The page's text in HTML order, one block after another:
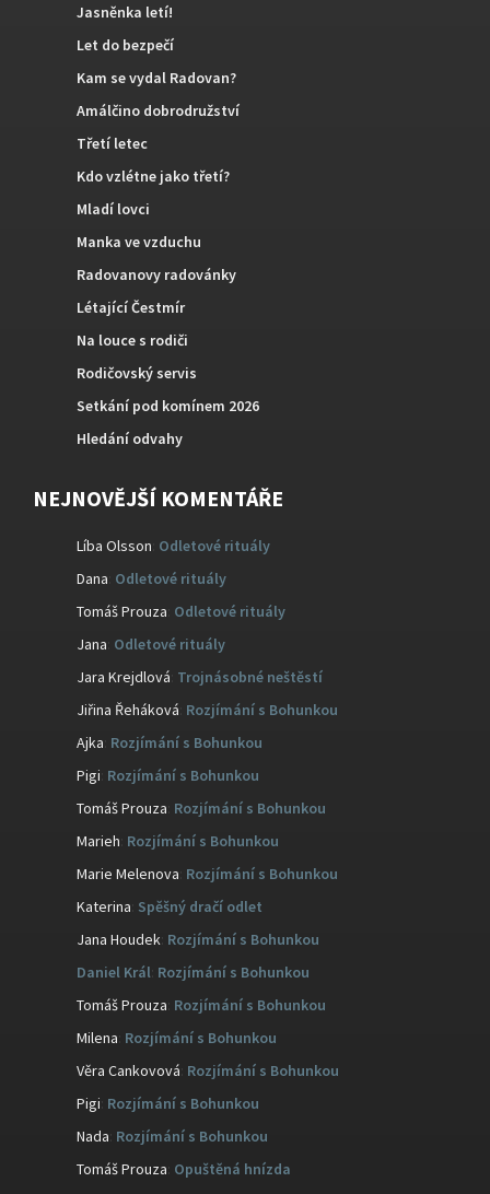
Jasněnka letí!
Let do bezpečí
Kam se vydal Radovan?
Amálčino dobrodružství
Třetí letec
Kdo vzlétne jako třetí?
Mladí lovci
Manka ve vzduchu
Radovanovy radovánky
Létající Čestmír
Na louce s rodiči
Rodičovský servis
Setkání pod komínem 2026
Hledání odvahy
NEJNOVĚJŠÍ KOMENTÁŘE
Líba Olsson Odletové rituály
Dana Odletové rituály
Tomáš Prouza Odletové rituály
Jana Odletové rituály
Jara Krejdlová Trojnásobné neštěstí
Jiřina Řeháková Rozjímání s Bohunkou
Ajka Rozjímání s Bohunkou
Pigi Rozjímání s Bohunkou
Tomáš Prouza Rozjímání s Bohunkou
Marieh Rozjímání s Bohunkou
Marie Melenova Rozjímání s Bohunkou
Katerina Spěšný dračí odlet
Jana Houdek Rozjímání s Bohunkou
Daniel Král Rozjímání s Bohunkou
Tomáš Prouza Rozjímání s Bohunkou
Milena Rozjímání s Bohunkou
Věra Cankovová Rozjímání s Bohunkou
Pigi Rozjímání s Bohunkou
Nada: Rozjímání s Bohunkou
Tomáš Prouza: Opuštěná hnízda